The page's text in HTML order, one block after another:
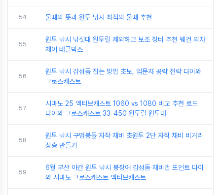
54 물때의 뜻과 원투 낚시 최적의 물때 추천
55
원투 낚시 낚싯대 원투릴 제외하고 보조 장비 추천 웨건 의자
체어 태클박스
56
원투 낚시 감성돔 잡는 방법 초보, 입문자 공략 전략 다이와
크로스캐스트
57
시마노 25 액티브캐스트 1060 vs 1080 비교 추천 로드
다이와 크로스캐스트 33-450 원투릴 원투대
58
원투 낚시 구멍봉돌 자작 채비 초원투 2단 자작 채비 비거리
상승 만들기
59
6월 부산 야간 원투 낚시 붕장어 감성돔 채비법 포인트 다이
와 시마노 크로스캐스트 액티브캐스트